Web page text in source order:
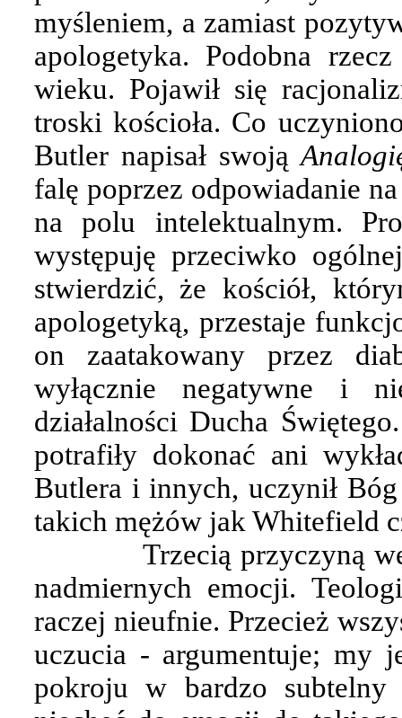
myśleniem, a zamiast
apologetyka. Podobna
wieku. Pojawił się
troski kościoła. Co
Butler napisał swoją
falę poprzez odpowiadanie
na polu intelektualnym.
występuję przeciwko
stwierdzić, że kościół,
apologetyką, przestaje
on zaatakowany przez
wyłącznie negatywne i
działalności Ducha
potrafiły dokonać ani
Butlera i innych, uczynił
takich mężów jak Whitefield
Trzecią przyczyną
nadmiernych emocji.
raczej nieufnie. Przecież
uczucia - argumentuje; my
pokroju w bardzo